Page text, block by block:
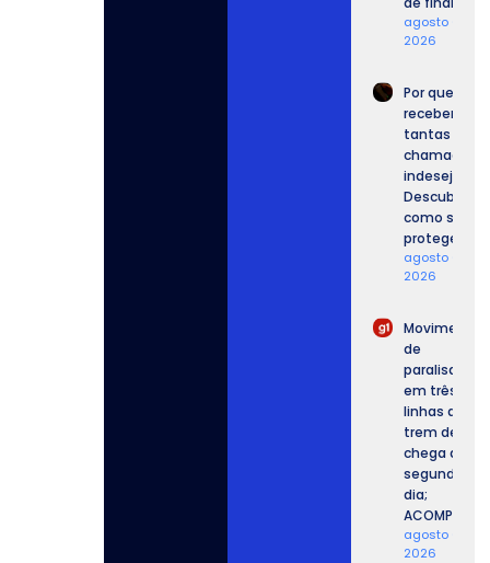
agosto 6,
2026
Por que
recebemos
tantas
chamadas
Descubra
como se
proteger.
agosto 6,
2026
Movimento
de
paralisação
em três
linhas de
trem de SP
chega ao
segundo
dia;
ACOMPANHE.
agosto 6,
2026